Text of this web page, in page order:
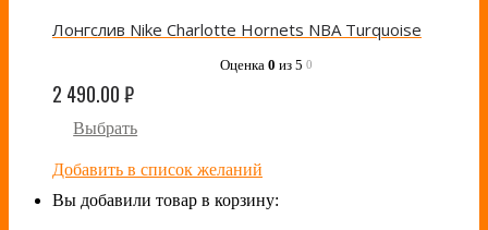
Лонгслив Nike Charlotte Hornets NBA Turquoise
Оценка 0 из 5 0
2 490.00₽
Выбрать
Добавить в список желаний
Вы добавили товар в корзину: